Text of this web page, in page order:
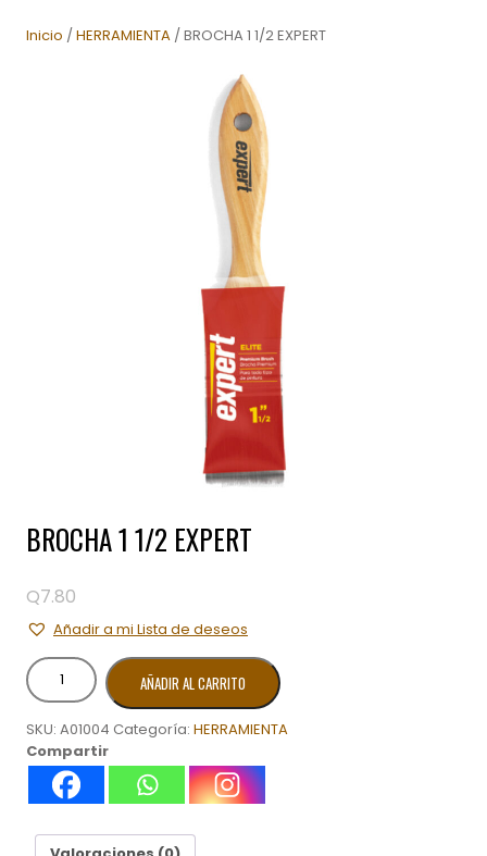
Inicio /HERRAMIENTA / BROCHA 1 1/2 EXPERT
BROCHA 1 1/2 EXPERT
Q7.80
Añadir a mi Lista de deseos
BROCHA
1
EXPERT
cantidad
AÑADIR AL CARRITO
SKU: A01004 Categoría: HERRAMIENTA
Compartir